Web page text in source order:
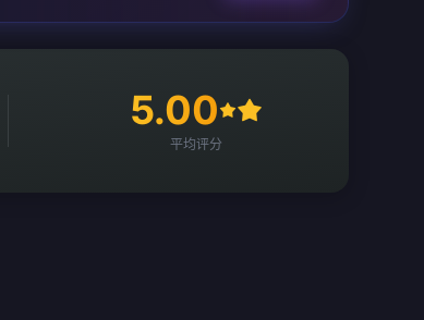
5.00
平均评分